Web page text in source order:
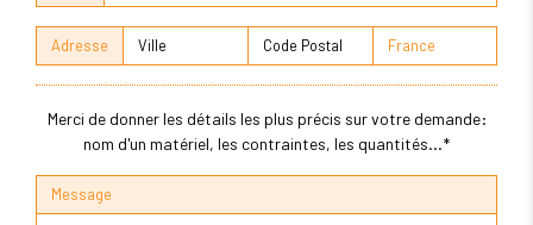
Adresse
Merci de donner les détails les plus précis sur votre demande:
nom d'un matériel, les contraintes, les quantités...*
Message